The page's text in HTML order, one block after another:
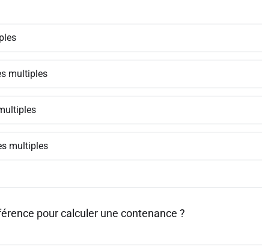
multiples
multiples
pour calculer une contenance ?